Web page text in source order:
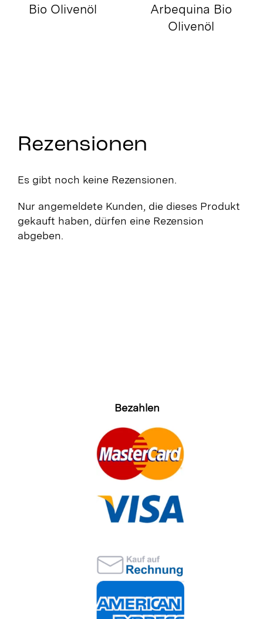
Arbequina Bio
Es gibt noch keine Rezensionen.
gekauft haben, dürfen eine Rezension